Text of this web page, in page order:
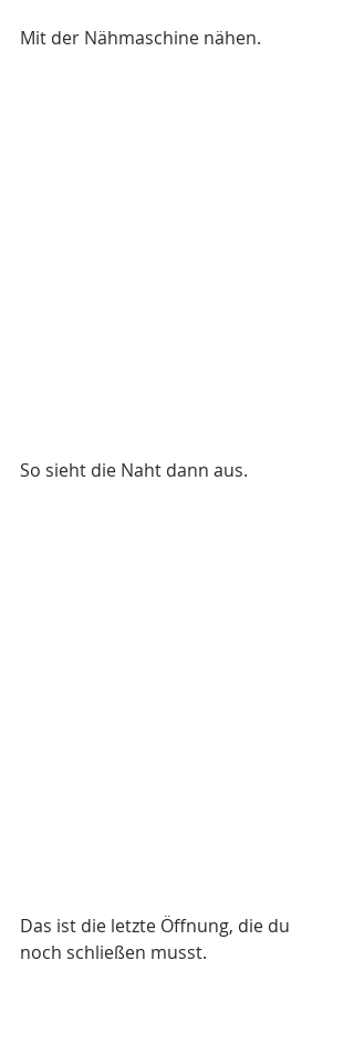
Mit der Nähmaschine nähen.
So sieht die Naht dann aus.
Das ist die letzte Öffnung, die du
noch schließen musst.